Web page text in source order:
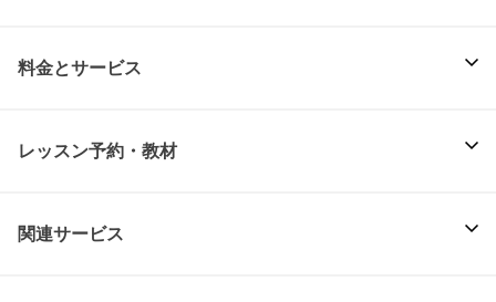
料金とサービス
レッスン予約・教材
関連サービス